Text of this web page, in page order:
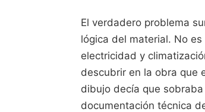
El verdadero problema
lógica del material. No
electricidad y
descubrir en la obra que
dibujo decía que
documentación técnica